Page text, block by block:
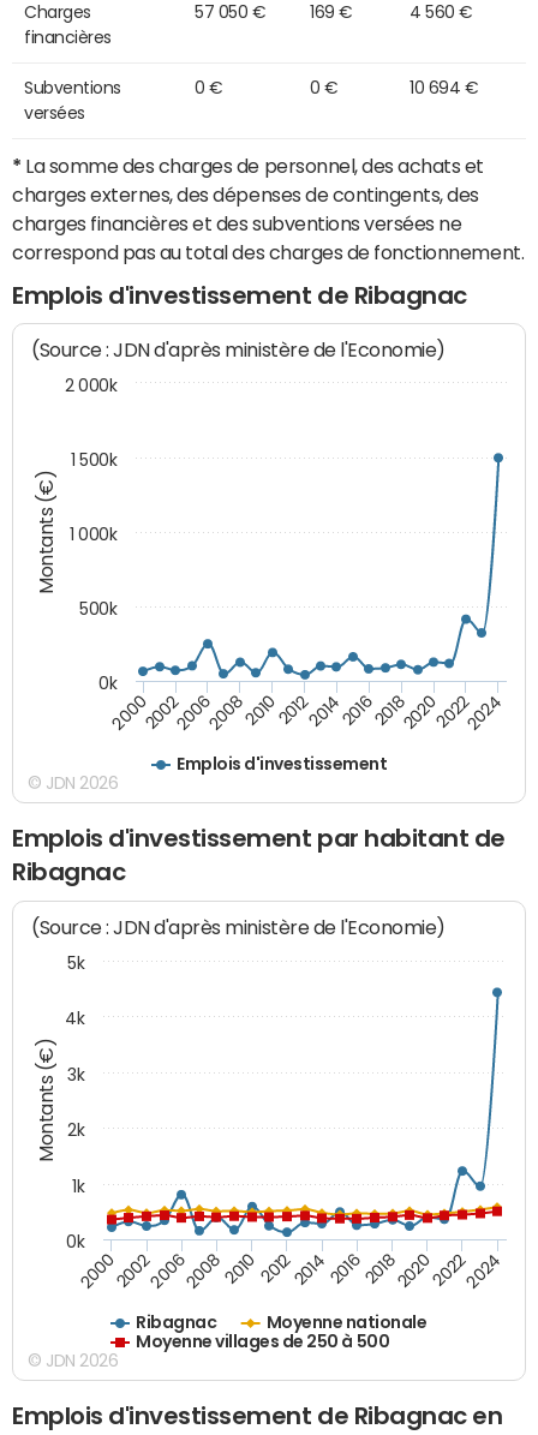
Charges
financières
57 050 € 169 € 4 560 €
Subventions
versées
0 € 0 € 10 694 €
* La somme des charges de personnel, des achats et
charges externes, des dépenses de contingents, des
charges financières et des subventions versées ne
correspond pas au total des charges de fonctionnement.
Emplois d'investissement de Ribagnac
Montants (€)
(Source : JDN d'après ministère de l'Economie)
Emplois d'investissement
200020022006200820102012201420162018202020222024
0k
500k
1 000k
1 500k
2 000k
© JDN 2026
Emplois d'investissement par habitant de
Ribagnac
Montants (€)
(Source : JDN d'après ministère de l'Economie)
Ribagnac
Moyenne nationale
Moyenne villages de 250 à 500
20002002200620082010 2012201420162018202020222024
0k
1k
2k
3k
4k
5k
© JDN 2026
Emplois d'investissement de Ribagnac en